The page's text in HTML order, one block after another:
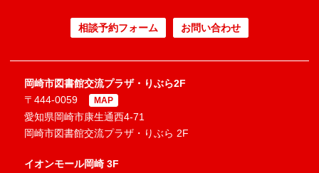
相談予約フォーム お問い合わせ
岡崎市図書館交流プラザ・りぶら2F
〒444-0059
MAP
愛知県岡崎市康生通西4-71
岡崎市図書館交流プラザ・りぶら 2F
イオンモール岡崎 3F